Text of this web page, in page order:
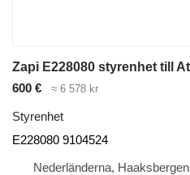
600 € ≈ 6 578 kr
Styrenhet
E228080 9104524
Nederländerna, Haaksbergen